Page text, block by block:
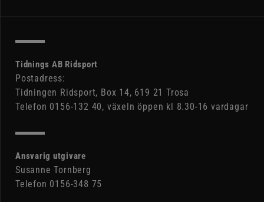
Tidnings AB Ridsport
Postadress:
Tidningen Ridsport, Box 14, 619 21 Trosa
Telefon 0156-132 40, växeln öppen kl 8.30-16 vardagar
Ansvarig utgivare
Susanne Tornberg
Telefon 0156-348 75